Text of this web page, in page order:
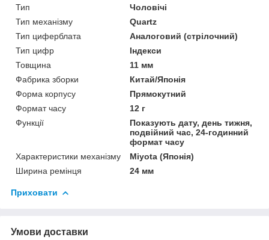
Тип
Чоловічі
Тип механізму
Quartz
Тип циферблата
Аналоговий (стрілочний)
Тип цифр
Індекси
Товщина
11 мм
Фабрика зборки
Китай/Японія
Форма корпусу
Прямокутний
Формат часу
12 г
Функції
Показують дату, день тижня,
подвійний час, 24-годинний
формат часу
Характеристики механізму
Miyota (Японія)
Ширина ремінця
24 мм
Приховати
Умови доставки